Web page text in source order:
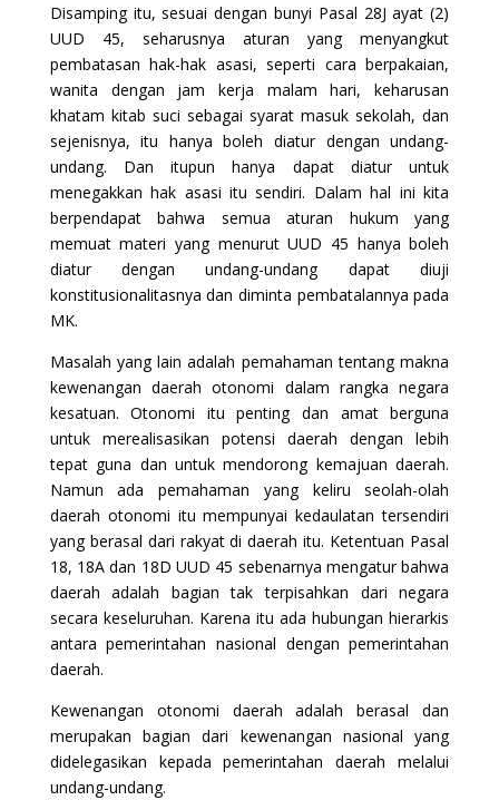
Disamping itu, sesuai dengan bunyi Pasal 28J ayat (2)
UUD 45, seharusnya aturan yang menyangkut
pembatasan hak-hak asasi, seperti cara berpakaian,
wanita dengan jam kerja malam hari, keharusan
khatam kitab suci sebagai syarat masuk sekolah, dan
sejenisnya, itu hanya boleh diatur dengan undang-
undang. Dan itupun hanya dapat diatur untuk
menegakkan hak asasi itu sendiri. Dalam hal ini kita
berpendapat bahwa semua aturan hukum yang
memuat materi yang menurut UUD 45 hanya boleh
diatur dengan undang-undang dapat diuji
konstitusionalitasnya dan diminta pembatalannya pada
MK.
Masalah yang lain adalah pemahaman tentang makna
kewenangan daerah otonomi dalam rangka negara
kesatuan. Otonomi itu penting dan amat berguna
untuk merealisasikan potensi daerah dengan lebih
tepat guna dan untuk mendorong kemajuan daerah.
Namun ada pemahaman yang keliru seolah-olah
daerah otonomi itu mempunyai kedaulatan tersendiri
yang berasal dari rakyat di daerah itu. Ketentuan Pasal
18, 18A dan 18D UUD 45 sebenarnya mengatur bahwa
daerah adalah bagian tak terpisahkan dari negara
secara keseluruhan. Karena itu ada hubungan hierarkis
antara pemerintahan nasional dengan pemerintahan
daerah.
Kewenangan otonomi daerah adalah berasal dan
merupakan bagian dari kewenangan nasional yang
didelegasikan kepada pemerintahan daerah melalui
undang-undang.